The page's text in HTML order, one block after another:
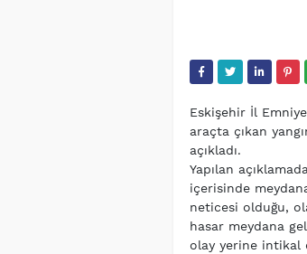
Eskişehir İl
araçta çıkan
açıkladı.
Yapılan
içerisinde
neticesi olduğu,
hasar meydana
olay yerine intikal